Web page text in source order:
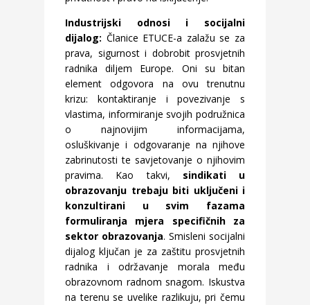
Industrijski odnosi i socijalni
dijalog: Članice ETUCE-a zalažu se za
prava, sigurnost i dobrobit prosvjetnih
radnika diljem Europe. Oni su bitan
element odgovora na ovu trenutnu
krizu: kontaktiranje i povezivanje s
vlastima, informiranje svojih podružnica
o najnovijim informacijama,
osluškivanje i odgovaranje na njihove
zabrinutosti te savjetovanje o njihovim
pravima. Kao takvi, sindikati u
obrazovanju trebaju biti uključeni i
konzultirani u svim fazama
formuliranja mjera specifičnih za
sektor obrazovanja. Smisleni socijalni
dijalog ključan je za zaštitu prosvjetnih
radnika i održavanje morala među
obrazovnom radnom snagom. Iskustva
na terenu se uvelike razlikuju, pri čemu